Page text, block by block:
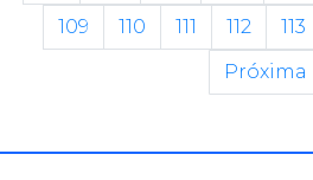
109
110 111 112 113
Próxima